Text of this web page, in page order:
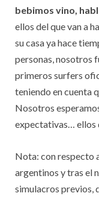
bebimos vino,
ellos del que van a
su casa ya hace
personas, nosotros
primeros surfers
teniendo en cuenta
Nosotros
expectativas… ellos
Nota: con respecto
argentinos y tras el
simulacros previos,